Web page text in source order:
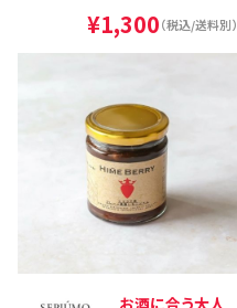
¥1,300（税込/送料別）
お酒に合う大人